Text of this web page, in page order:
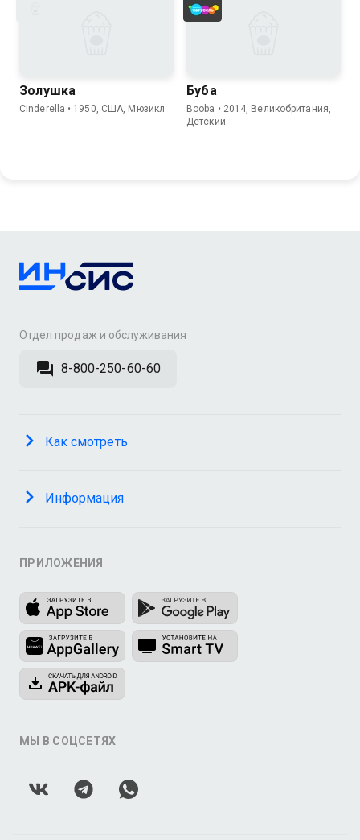
Золушка
Cinderella • 1950, США, Мюзикл
Буба
Booba • 2014, Великобритания,
Детский
Отдел продаж и обслуживания
8-800-250-60-60
Как смотреть
Информация
ПРИЛОЖЕНИЯ
МЫ В СОЦСЕТЯХ